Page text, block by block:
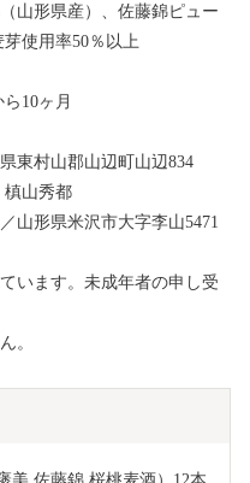
山形県産）、佐藤錦ピュー
使用率50％以上
10ヶ月
東村山郡山辺町山辺834
槙山秀都
山形県米沢市大字李山5471
います。未成年者の申し受
。